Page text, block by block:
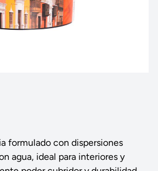
formulado con dispersiones
agua, ideal para interiores y